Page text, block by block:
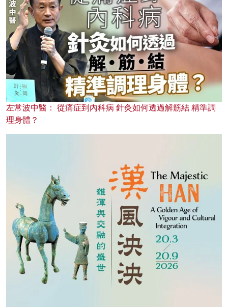
左常波中醫： 從痛症到內科病 針灸如何透過解筋結 精準調
理身體？